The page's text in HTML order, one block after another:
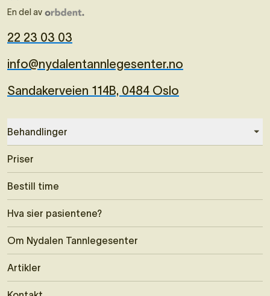
En del av
22 23 03 03
info@nydalentannlegesenter.no
Sandakerveien 114B, 0484 Oslo
Behandlinger
Priser
Bestill time
Hva sier pasientene?
Om Nydalen Tannlegesenter
Artikler